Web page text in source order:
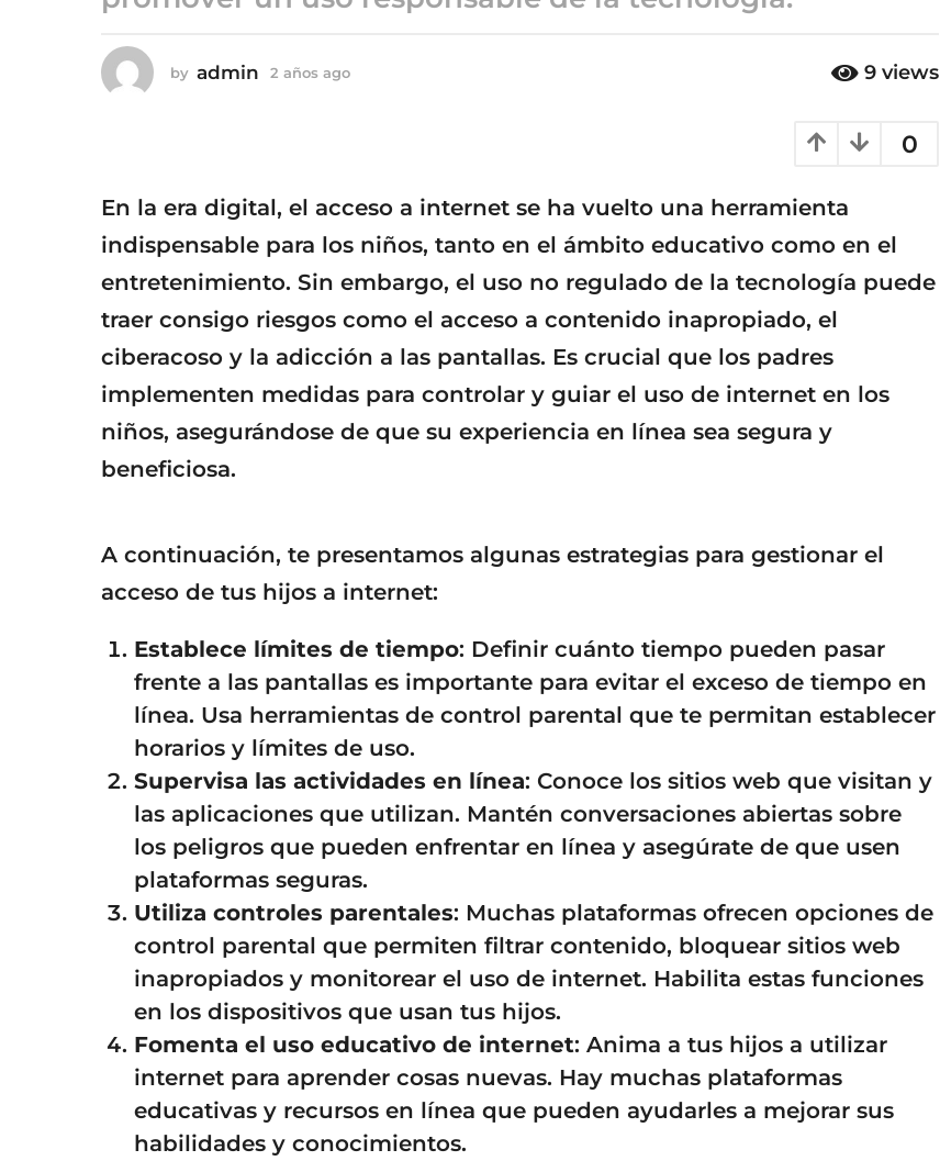
a
o
s
by admin 2 años ago
o
9 views
0
En la era digital, el acceso a internet se ha vuelto una herramienta
indispensable para los niños, tanto en el ámbito educativo como en el
entretenimiento. Sin embargo, el uso no regulado de la tecnología puede
traer consigo riesgos como el acceso a contenido inapropiado, el
ciberacoso y la adicción a las pantallas. Es crucial que los padres
implementen medidas para controlar y guiar el uso de internet en los
niños, asegurándose de que su experiencia en línea sea segura y
beneficiosa.
A continuación, te presentamos algunas estrategias para gestionar el
acceso de tus hijos a internet:
Establece límites de tiempo: Definir cuánto tiempo pueden pasar
frente a las pantallas es importante para evitar el exceso de tiempo en
línea. Usa herramientas de control parental que te permitan establecer
horarios y límites de uso.
Supervisa las actividades en línea: Conoce los sitios web que visitan y
las aplicaciones que utilizan. Mantén conversaciones abiertas sobre
los peligros que pueden enfrentar en línea y asegúrate de que usen
plataformas seguras.
Utiliza controles parentales: Muchas plataformas ofrecen opciones de
control parental que permiten filtrar contenido, bloquear sitios web
inapropiados y monitorear el uso de internet. Habilita estas funciones
en los dispositivos que usan tus hijos.
Fomenta el uso educativo de internet: Anima a tus hijos a utilizar
internet para aprender cosas nuevas. Hay muchas plataformas
educativas y recursos en línea que pueden ayudarles a mejorar sus
habilidades y conocimientos.